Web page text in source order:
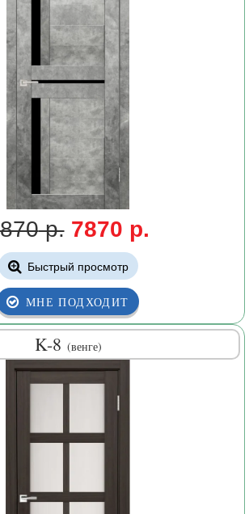
р. 7870 р.
Быстрый просмотр
МНЕ ПОДХОДИТ
K-8 (венге)